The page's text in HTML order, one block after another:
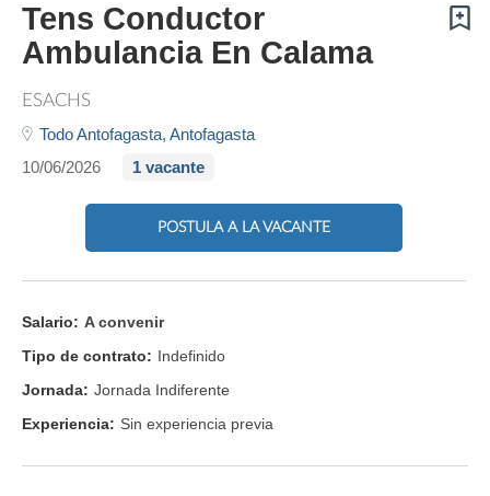
Tens Conductor
Ambulancia En Calama
ESACHS
Todo Antofagasta, Antofagasta
10/06/2026
1 vacante
POSTULA A LA VACANTE
Salario: A convenir
Tipo de contrato: Indefinido
Jornada: Jornada Indiferente
Experiencia: Sin experiencia previa